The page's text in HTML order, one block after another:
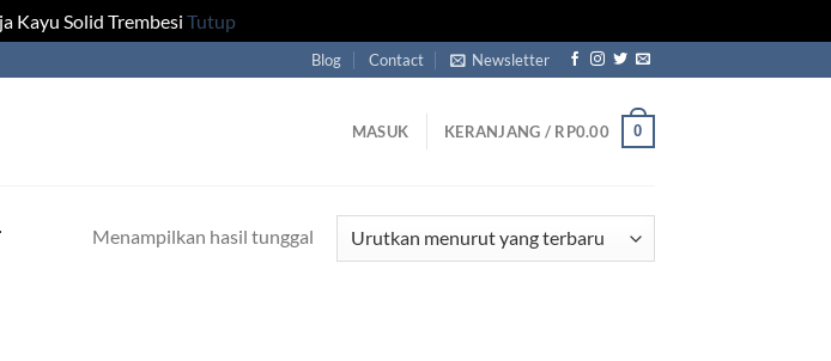
Kayu Solid Trembesi Tutup
Blog Contact Newsletter
MASUK KERANJANG / RP0.00 0
Menampilkan hasil tunggal